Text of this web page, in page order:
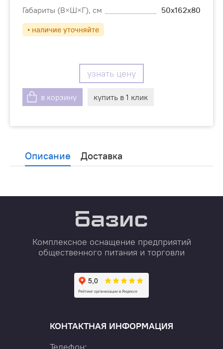
Габариты (В×Ш×Г), см
50х162х80
• наличие уточняйте
узнать цену
в корзину купить в 1 клик
Описание Доставка
Комплексное оснащение предприятий
общественного питания и торговли
КОНТАКТНАЯ ИНФОРМАЦИЯ